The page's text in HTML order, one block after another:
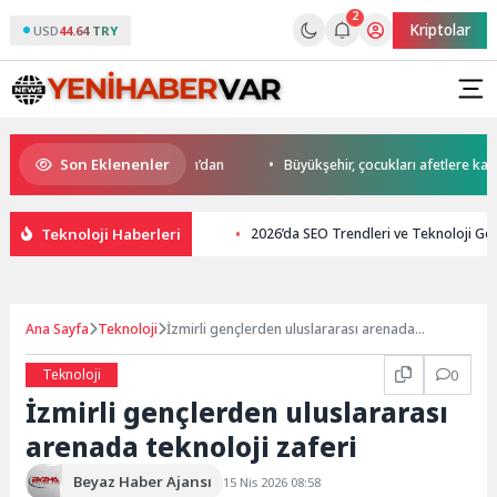
USD44.64 TRY
2
Kriptolar
Son Eklenenler
start Başkan Büyükakın’dan Büyükşehir, çocukları afetlere karşı
Teknoloji Haberleri 2026’da SEO Trendleri ve Teknoloji
Ana Sayfa Teknoloji İzmirli gençlerden uluslararası arenada
Teknoloji
0
İzmirli gençlerden uluslararası
arenada teknoloji zaferi
Beyaz Haber Ajansı
15 Nis 2026 08:58